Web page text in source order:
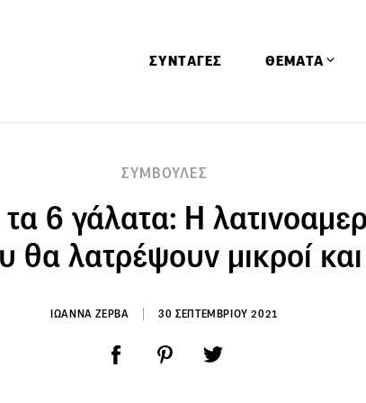
ΣΥΝΤΑΓΕΣ ΘΕΜΑΤΑ
Ειδήσεις
Έρευνες
ΣΥΜΒΟΥΛΕΣ
6 γάλατα: Η
θα λατρέψουν μικροί
ΙΩΑΝΝΑ ΖΕΡΒΑ 30 ΣΕΠΤΕΜΒΡΙΟΥ 2021